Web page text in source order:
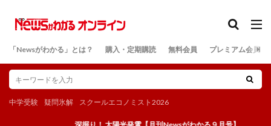
「Newsがわかる」とは？ 購入・定期購読 無料会員 プレミアム会員
中学受験 疑問氷解 スクールエコノミスト2026
検索